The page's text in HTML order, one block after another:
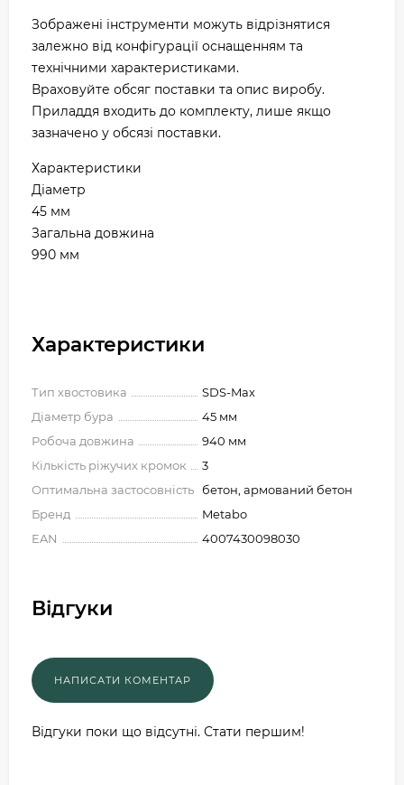
Зображені інструменти можуть відрізнятися
залежно від конфігурації оснащенням та
технічними характеристиками.
Враховуйте обсяг поставки та опис виробу.
Приладдя входить до комплекту, лише якщо
зазначено у обсязі поставки.
Характеристики
Діаметр
45 мм
Загальна довжина
990 мм
Характеристики
Тип хвостовика
SDS-Max
Діаметр бура
45 мм
Робоча довжина
940 мм
Кількість ріжучих кромок
3
Оптимальна застосовність
бетон, армований бетон
Бренд
Metabo
EAN
4007430098030
Відгуки
Відгуки поки що відсутні. Стати першим!